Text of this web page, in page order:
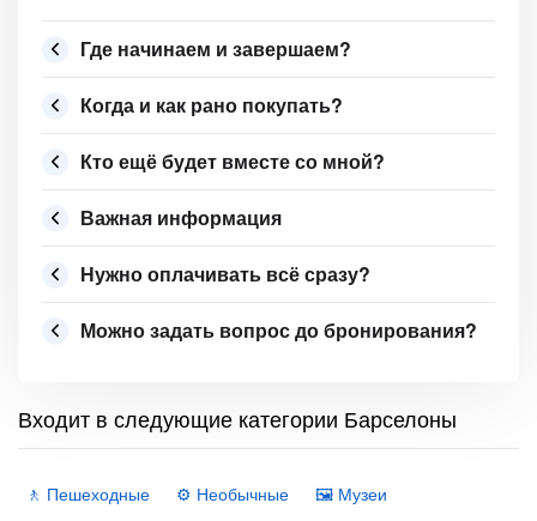
Где начинаем и завершаем?
Когда и как рано покупать?
Кто ещё будет вместе со мной?
Важная информация
Нужно оплачивать всё сразу?
Можно задать вопрос до бронирования?
Входит в следующие категории Барселоны
🚶 Пешеходные ⚙️ Необычные 🖼 Музеи